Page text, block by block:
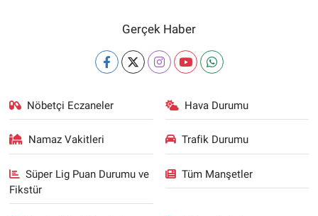
Gerçek Haber
Nöbetçi Eczaneler Hava Durumu
Namaz Vakitleri Trafik Durumu
Süper Lig Puan Durumu ve
Fikstür
Tüm Manşetler